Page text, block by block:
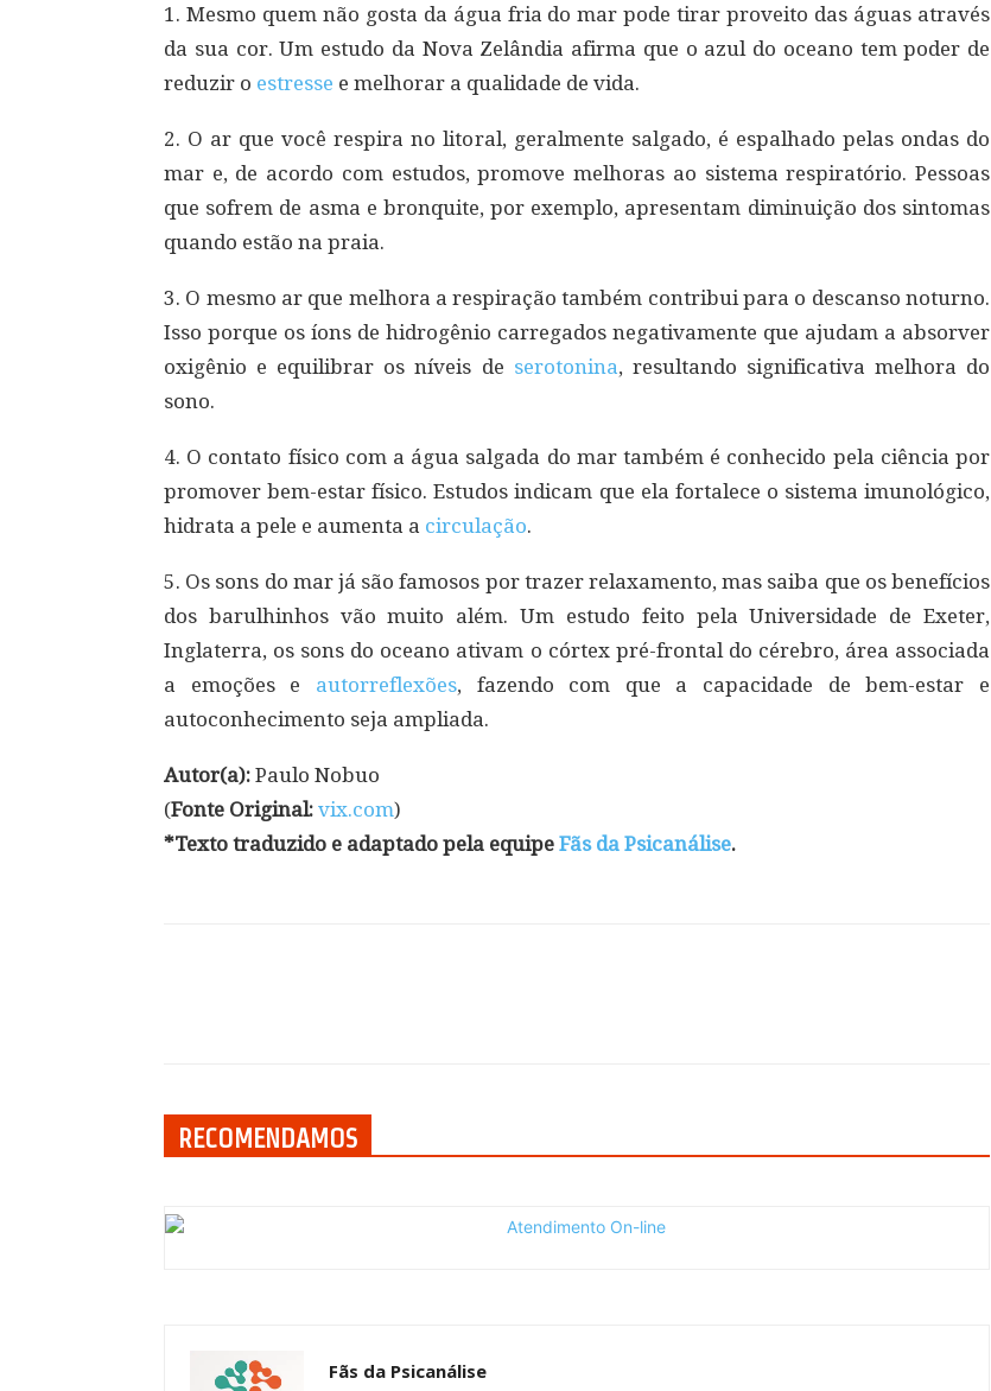
1. Mesmo quem não gosta da água fria do mar pode tirar proveito das águas através
da sua cor. Um estudo da Nova Zelândia afirma que o azul do oceano tem poder de
reduzir o estresse e melhorar a qualidade de vida.
2. O ar que você respira no litoral, geralmente salgado, é espalhado pelas ondas do
mar e, de acordo com estudos, promove melhoras ao sistema respiratório. Pessoas
que sofrem de asma e bronquite, por exemplo, apresentam diminuição dos sintomas
quando estão na praia.
3. O mesmo ar que melhora a respiração também contribui para o descanso noturno.
Isso porque os íons de hidrogênio carregados negativamente que ajudam a absorver
oxigênio e equilibrar os níveis de serotonina, resultando significativa melhora do
sono.
4. O contato físico com a água salgada do mar também é conhecido pela ciência por
promover bem-estar físico. Estudos indicam que ela fortalece o sistema imunológico,
hidrata a pele e aumenta a circulação.
5. Os sons do mar já são famosos por trazer relaxamento, mas saiba que os benefícios
dos barulhinhos vão muito além. Um estudo feito pela Universidade de Exeter,
Inglaterra, os sons do oceano ativam o córtex pré-frontal do cérebro, área associada
a emoções e autorreflexões, fazendo com que a capacidade de bem-estar e
autoconhecimento seja ampliada.
Autor(a): Paulo Nobuo
(Fonte Original: vix.com)
*Texto traduzido e adaptado pela equipe Fãs da Psicanálise.
RECOMENDAMOS
Fãs da Psicanálise